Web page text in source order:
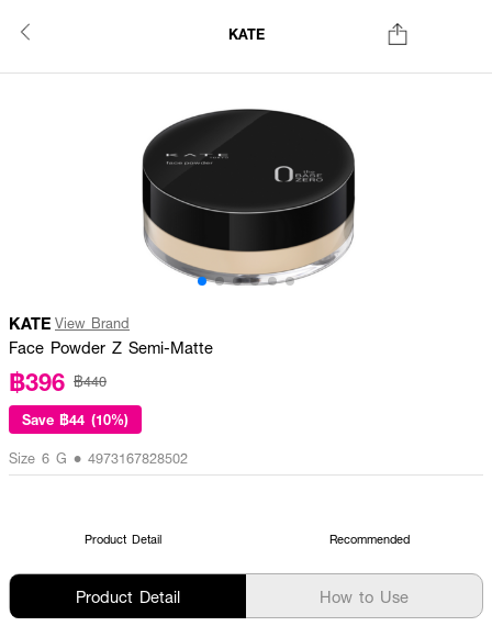
KATE
KATE View Brand
Face Powder Z Semi-Matte
฿396 ฿440
Save ฿44 (10%)
Size 6 G • 4973167828502
Product Detail Recommended
Product Detail How to Use